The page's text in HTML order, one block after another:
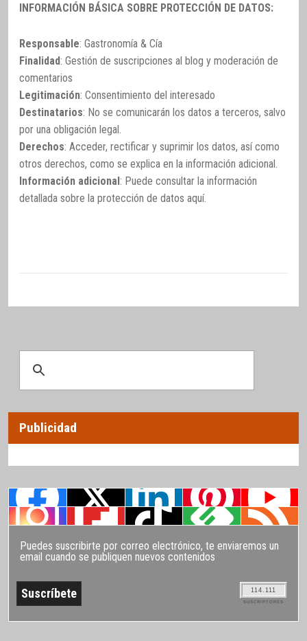
INFORMACIÓN BÁSICA SOBRE PROTECCIÓN DE DATOS:
Responsable: Gastronomía & Cía
Finalidad: Gestión de suscripciones al blog y moderación de
comentarios
Legitimación: Consentimiento del interesado
Destinatarios: No se comunicarán los datos a terceros, salvo
por una obligación legal.
Derechos: Acceder, rectificar y suprimir los datos, así como
otros derechos, como se explica en la información adicional.
Información adicional: Puede consultar la información
detallada sobre la protección de datos aquí.
Publicidad
Puedes suscribirte por correo electrónico, te enviaremos un
email cuando se publiquen nuevos contenidos
114.111
SUSCRIPTORES